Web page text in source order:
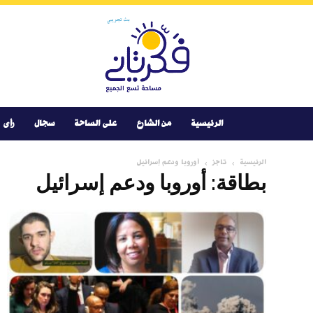
الرئيسية من الشارع على الساحة سجال رأى
الرئيسية تاجز أوروبا ودعم إسرائيل
بطاقة: أوروبا ودعم إسرائيل